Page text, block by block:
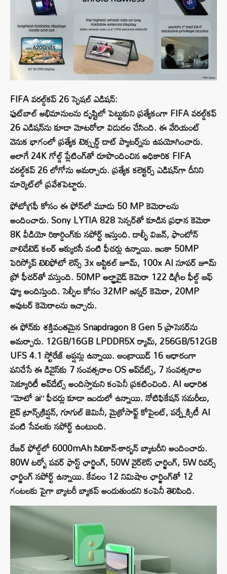
FIFA వరల్డ్‌కప్ 26 స్పెషల్ ఎడిషన్:
ఫుట్‌బాల్ అభిమానులను దృష్టిలో పెట్టుకుని ప్రత్యేకంగా FIFA వరల్డ్‌కప్
26 ఎడిషన్‌ను కూడా మోటరోలా విడుదల చేసింది. ఈ వేరియంట్
వెనుక భాగంలో ప్రత్యేక టెక్స్చర్డ్ డాట్ ప్యాటర్న్‌ను ఉపయోగించారు.
అలాగే 24K గోల్డ్ ప్లేటింగ్‌తో రూపొందించిన అధికారిక FIFA
వరల్డ్‌కప్ 26 లోగోను అమర్చారు. ప్రత్యేక కలెక్టర్స్ ఎడిషన్‌గా దీనిని
మార్కెట్‌లో ప్రవేశపెట్టారు.
ఫోటోగ్రఫీ కోసం ఈ ఫోన్‌లో మూడు 50 MP కెమెరాలను
అందించారు. Sony LYTIA 828 సెన్సర్‌తో కూడిన ప్రధాన కెమెరా
8K వీడియో రికార్డింగ్‌కు సపోర్ట్ ఇస్తుంది. డాల్బీ విజన్, ఫాంటోన్
వాలిడేటెడ్ కలర్ అక్యురసీ వంటి ఫీచర్లు ఉన్నాయి. ఇంకా 50MP
పెరిస్కోప్ టెలిఫోటో లెన్స్ 3x ఆప్టికల్ జూమ్, 100x AI సూపర్ జూమ్
ప్రో ఫీచర్‌తో వస్తుంది. 50MP అల్ట్రావైడ్ కెమెరా 122 డిగ్రీల ఫీల్డ్ ఆఫ్
వ్యూ అందిస్తుంది. సెల్ఫీల కోసం 32MP ఇన్నర్ కెమెరా, 20MP
అవుటర్ కెమెరాలను ఇచ్చారు.
ఈ ఫోన్‌కు శక్తివంతమైన Snapdragon 8 Gen 5 ప్రాసెసర్‌ను
అమర్చారు. 12GB/16GB LPDDR5X ర్యామ్, 256GB/512GB
UFS 4.1 స్టోరేజ్ ఆప్షన్లు ఉన్నాయి. ఆండ్రాయిడ్ 16 ఆధారంగా
పనిచేసే ఈ డివైస్‌కు 7 సంవత్సరాల OS అప్‌డేట్స్, 7 సంవత్సరాల
సెక్యూరిటీ అప్‌డేట్స్ అందిస్తామని కంపెనీ ప్రకటించింది. AI ఆధారిత
“మోటో ai” ఫీచర్లు కూడా ఇందులో ఉన్నాయి. నోటిఫికేషన్ సమరీలు,
లైవ్ ట్రాన్స్‌క్రిప్షన్, గూగుల్ జెమినీ, మైక్రోసాఫ్ట్ కోపైలట్, పర్ప్లేక్సిటీ AI
వంటి సేవలకు సపోర్ట్ ఉంటుంది.
రేజర్ ఫోల్డ్‌లో 6000mAh సిలికాన్-కార్బన్ బ్యాటరీని అందించారు.
80W టర్బో పవర్ ఫాస్ట్ ఛార్జింగ్, 50W వైర్‌లెస్ ఛార్జింగ్, 5W రివర్స్
ఛార్జింగ్ సపోర్ట్ ఉన్నాయి. కేవలం 12 నిమిషాల ఛార్జింగ్‌తో 12
గంటలకు పైగా బ్యాటరీ బ్యాకప్ అందుతుందని కంపెనీ తెలిపింది.